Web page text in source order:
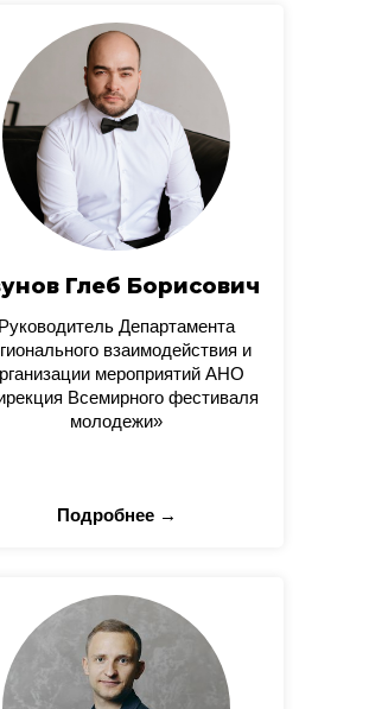
Глеб Борисович
Руководитель Департамента
взаимодействия и
мероприятий АНО
Всемирного фестиваля
молодежи»
Подробнее →